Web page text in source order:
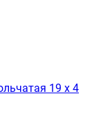
19 х 4